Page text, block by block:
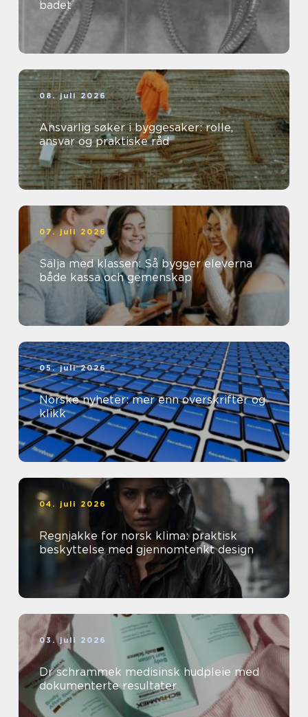
badet
08. juli 2026
Ansvarlig søker i byggesaker: rolle,
ansvar og praktiske råd
07. juli 2026
Sälja med klassen: Så bygger eleverna
både kassa och gemenskap
05. juli 2026
Norske nyheter: mer enn overskrifter og
klikk
04. juli 2026
Regnjakke for norsk klima: praktisk
beskyttelse med gjennomtenkt design
03. juli 2026
Dr schrammek medisinsk hudpleie med
dokumenterte resultater